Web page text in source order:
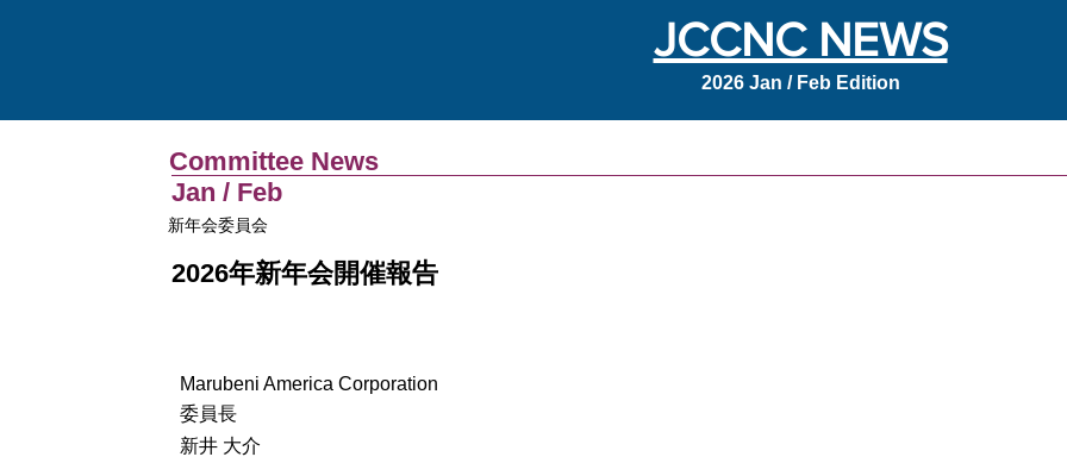
JCCNC NEWS
2026 Jan / Feb Edition
Committee News
Jan / Feb
新年会委員会
2026年新年会開催報告
Marubeni America Corporation
委員長
新井 大介